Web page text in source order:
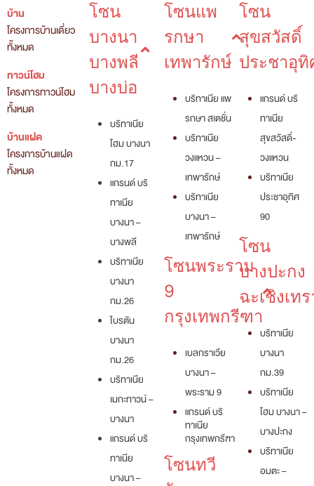
บ้าน
โครงการบ้านเดี่ยว
ทั้งหมด
ทาวน์โฮม
โครงการทาวน์โฮม
ทั้งหมด
บ้านแฝด
โครงการบ้านแฝด
ทั้งหมด
โซน
บางนา
บางพลี
บางบ่อ
บริทาเนีย
โฮม บางนา
กม.17
แกรนด์ บริ
ทาเนีย
บางนา –
บางพลี
บริทาเนีย
บางนา
กม.26
ไบรตัน
บางนา
กม.26
บริทาเนีย
เมกะทาวน์ –
บางนา
แกรนด์ บริ
ทาเนีย
บางนา –
โซนแพ
รกษา
เทพารักษ์
บริทาเนีย แพ
รกษา สเตชั่น
บริทาเนีย
วงแหวน –
เทพารักษ์
บริทาเนีย
บางนา –
เทพารักษ์
โซนพระราม
9
กรุงเทพกรีฑา
เบลกราเวีย
บางนา –
พระราม 9
แกรนด์ บริ
ทาเนีย
กรุงเทพกรีฑา
โซนทวี
โซน
สุขสวัสดิ์
ประชาอุทิ
แกรนด์ บริ
ทาเนีย
สุขสวัสดิ์-
วงแหวน
บริทาเนีย
ประชาอุทิศ
90
โซน
บางปะกง
ฉะเชิงเท
บริทาเนีย
บางนา
กม.39
บริทาเนีย
โฮม บางนา –
บางปะกง
บริทาเนีย
อมตะ –